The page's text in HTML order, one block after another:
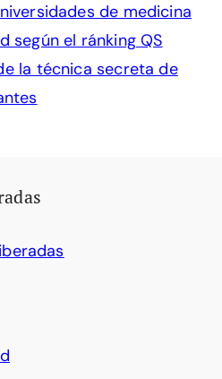
de medicina
según el ránking QS
la técnica secreta de